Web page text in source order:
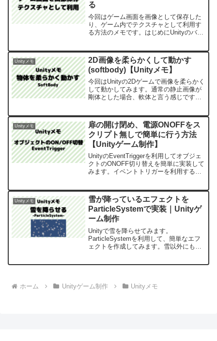
る
今回はゲーム画面を画像として保存した
り、ゲーム内でテクスチャとして利用す
る方法のメモです。はじめにUnityのバー
うにしてみます。実装開始まずはゲーム
画面を...
Unityメモ
2D画像を柔らかくして動かす
(softbody)【Unityメモ】
今回はUnityの2Dゲームで画像を柔らかく
して動かしてみます。通常の静止画像が
剛体とした場合、軟体と言う感じです
（Bone）を設定して動かすのを実装し
ま...
Unityメモ
扉の開け閉め、電源ONOFFをス
クリプト無しで簡単に行う方法
【Unityゲーム制作】
UnityのEventTriggerを利用してオブジェ
クトのONOFF切り替えを簡単に実装して
みます。イベントトリガーを利用するこ
例ですが、クリックでの切り替えを実装
してみます。
Unityメモ
雪が降っているエフェクトを
ParticleSystemで実装｜Unityゲ
ーム制作
Unityで雪を降らせてみます。
ParticleSystemを利用して、簡単なエフ
ェクトを作成してみます。雪以外にも何
ホーム Unityゲーム制作 Unityメモ